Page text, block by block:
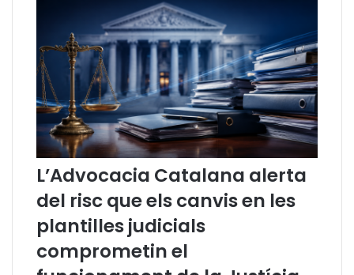
r
s
e
t
a
c
ó
d
e
l
J
o
r
a
d
a
s
b
e
l
'
L’Advocacia Catalana alerta
del risc que els canvis en les
plantilles judicials
comprometin el